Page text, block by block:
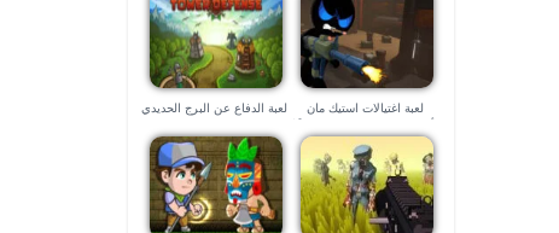
لعبة اغتيالات استيك مان
💣
لعبة الدفاع عن البرج الحديدي